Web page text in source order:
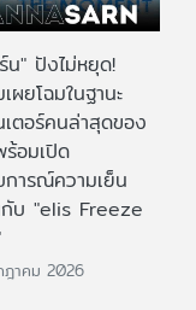
น" ปังไม่หยุด!
ผยโฉมในฐานะ
เตอร์คนล่าสุดของ
อมเปิด
การณ์ความเย็น
บ "elis Freeze
ฎาคม 2026